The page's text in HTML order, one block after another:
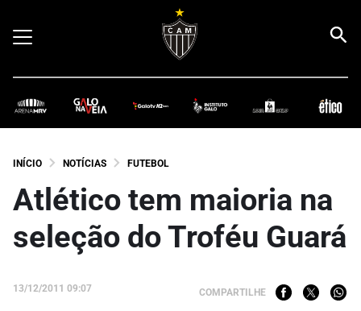
INÍCIO NOTÍCIAS FUTEBOL
Atlético tem maioria na
seleção do Troféu Guará
13/12/2011 09:07 COMPARTILHE